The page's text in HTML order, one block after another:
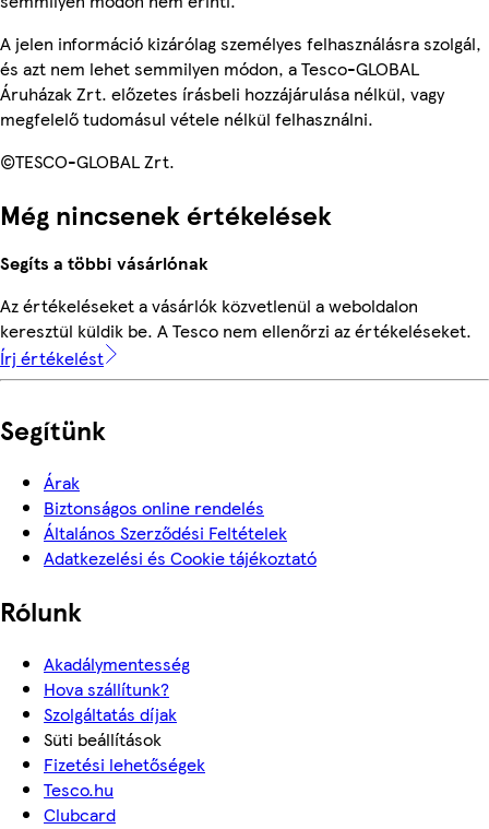
A jelen információ kizárólag személyes felhasználásra szolgál,
és azt nem lehet semmilyen módon, a Tesco-GLOBAL
Áruházak Zrt. előzetes írásbeli hozzájárulása nélkül, vagy
megfelelő tudomásul vétele nélkül felhasználni.
©TESCO-GLOBAL Zrt.
Még nincsenek értékelések
Segíts a többi vásárlónak
Az értékeléseket a vásárlók közvetlenül a weboldalon
keresztül küldik be. A Tesco nem ellenőrzi az értékeléseket.
Írj értékelést
Segítünk
Árak
Biztonságos online rendelés
Általános Szerződési Feltételek
Adatkezelési és Cookie tájékoztató
Rólunk
Akadálymentesség
Hova szállítunk?
Szolgáltatás díjak
Süti beállítások
Fizetési lehetőségek
Tesco.hu
Clubcard